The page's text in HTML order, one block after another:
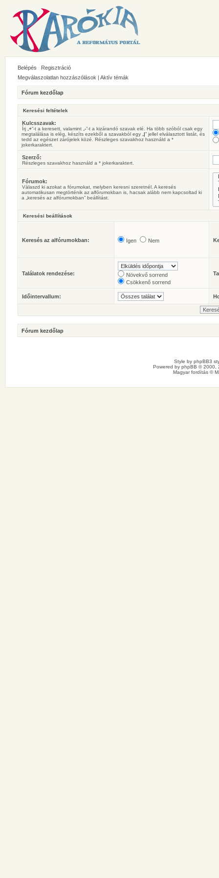
Belépés
Regisztráció
Megválaszolatlan hozzászólások | Aktív témák
Fórum kezdőlap
Keresési feltételek
Kulcsszavak:
Írj „ +”-t a keresett, valamint „ -”-t a kizárandó szavak elé. Ha több szóból csak egy
megtalálása is elég, készíts ezekből a szavakból egy „ |” jellel elválasztott listát, és
tedd az egészet zárójelek közé. Részleges szavakhoz használd a *
jokerkaraktert.
Szerző:
Részleges szavakhoz használd a * jokerkaraktert.
Fórumok:
Válaszd ki azokat a fórumokat, melyben keresni szeretnél. A keresés
automatikusan megtörténik az alfórumokban is, hacsak alább nem kapcsoltad ki
a „keresés az alfórumokban” beállítást.
Keresési beállítások
Keresés az alfórumokban: Igen Nem
Találatok rendezése:
Növekvő sorrend
Csökkenő sorrend
Időintervallum:
Fórum kezdőlap
Style by phpBB3
Powered by phpBB © 2000,
Magyar fordítás ©